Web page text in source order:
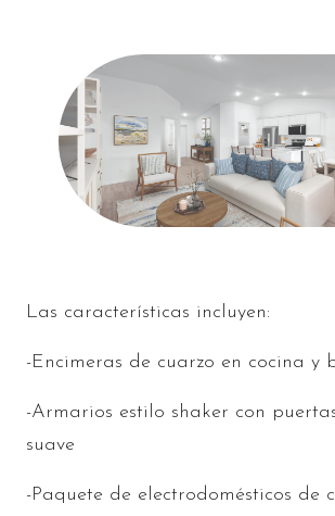
Las características incluyen:
-Encimeras de cuarzo en cocina y
-Armarios estilo shaker con
suave
-Paquete de electrodomésticos de